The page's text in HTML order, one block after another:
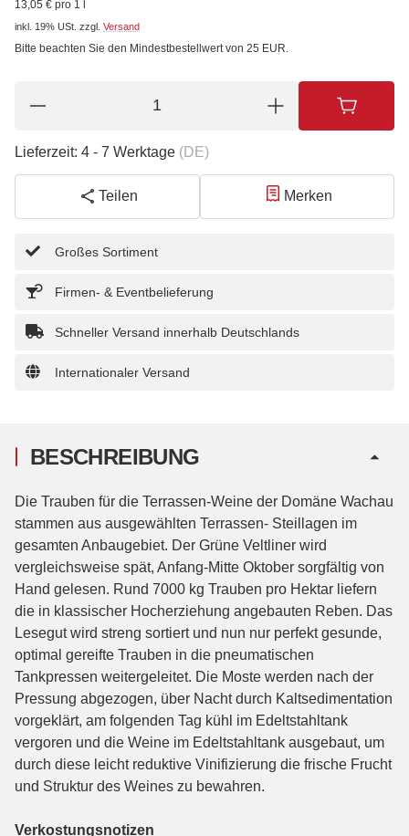
13,05 € pro 1 l
inkl. 19% USt. zzgl. Versand
Bitte beachten Sie den Mindestbestellwert von 25 EUR.
Lieferzeit: 4 - 7 Werktage (DE)
Teilen Merken
Großes Sortiment
Firmen- & Eventbelieferung
Schneller Versand innerhalb Deutschlands
Internationaler Versand
BESCHREIBUNG
Die Trauben für die Terrassen-Weine der Domäne Wachau
stammen aus ausgewählten Terrassen- Steillagen im
gesamten Anbaugebiet. Der Grüne Veltliner wird
vergleichsweise spät, Anfang-Mitte Oktober sorgfältig von
Hand gelesen. Rund 7000 kg Trauben pro Hektar liefern
die in klassischer Hocherziehung angebauten Reben. Das
Lesegut wird streng sortiert und nun nur perfekt gesunde,
optimal gereifte Trauben in die pneumatischen
Tankpressen weitergeleitet. Die Moste werden nach der
Pressung abgezogen, über Nacht durch Kaltsedimentation
vorgeklärt, am folgenden Tag kühl im Edeltstahltank
vergoren und die Weine im Edeltstahltank ausgebaut, um
durch diese leicht reduktive Vinifizierung die frische Frucht
und Struktur des Weines zu bewahren.
Verkostungsnotizen